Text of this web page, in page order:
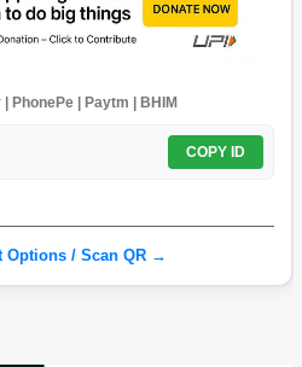
| PhonePe | Paytm | BHIM
COPY ID
Options / Scan QR →